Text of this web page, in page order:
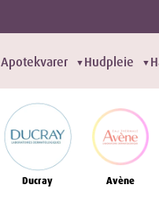
Apotekvarer ▼ Hudpleie ▼
Ducray Avène